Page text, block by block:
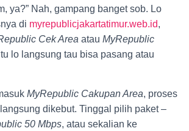
ya?” Nah, gampang banget sob. Lo
di myrepublicjakartatimur.web.id,
Cek Area atau MyRepublic
lo langsung tau bisa pasang atau
MyRepublic Cakupan Area, proses
dikebut. Tinggal pilih paket –
50 Mbps, atau sekalian ke